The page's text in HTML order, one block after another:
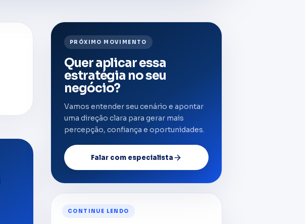
PRÓXIMO MOVIMENTO
Quer aplicar essa
estratégia no seu
negócio?
Vamos entender seu cenário e apontar
uma direção clara para gerar mais
percepção, confiança e oportunidades.
Falar com especialista
CONTINUE LENDO